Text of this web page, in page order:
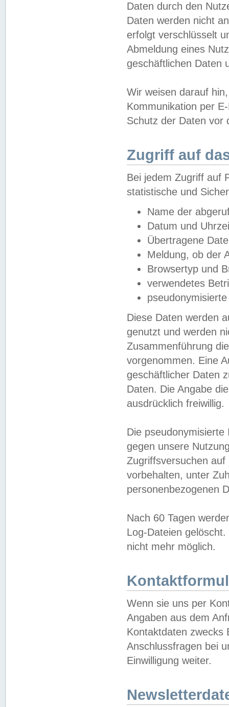
Daten durch den
Daten werden nicht
erfolgt verschlüsselt
Abmeldung eines
geschäftlichen Daten
Wir weisen darauf
Kommunikation per
Schutz der Daten vor
Zugriff auf
Bei jedem Zugriff auf
statistische und
Name der
Datum und
Übertragene
Meldung, ob der
Browsertyp und
verwendetes
Diese Daten werden
genutzt und werden
Zusammenführung
vorgenommen. Eine
geschäftlicher Daten
Daten. Die Angabe
ausdrücklich freiwillig.
Die
gegen unsere
Zugriffsversuchen
vorbehalten, unter
personenbezogenen
Nach 60 Tagen
Log-Dateien
nicht mehr möglich.
Wenn sie uns per
Angaben aus dem
Kontaktdaten zwecks
Anschlussfragen bei
Einwilligung weiter.